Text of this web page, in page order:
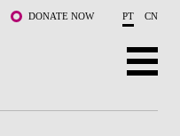
DONATE NOW PT CN